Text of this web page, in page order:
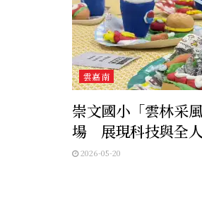
雲嘉南
崇文國小「雲林采
場 展現科技與全
2026-05-20